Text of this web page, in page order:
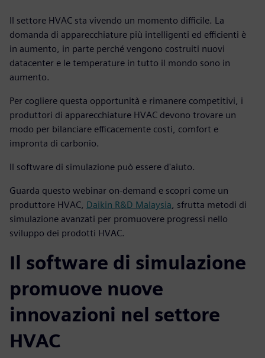
Il settore HVAC sta vivendo un momento difficile. La
domanda di apparecchiature più intelligenti ed efficienti è
in aumento, in parte perché vengono costruiti nuovi
datacenter e le temperature in tutto il mondo sono in
aumento.
Per cogliere questa opportunità e rimanere competitivi, i
produttori di apparecchiature HVAC devono trovare un
modo per bilanciare efficacemente costi, comfort e
impronta di carbonio.
Il software di simulazione può essere d'aiuto.
Guarda questo webinar on-demand e scopri come un
produttore HVAC, Daikin R&D Malaysia, sfrutta metodi di
simulazione avanzati per promuovere progressi nello
sviluppo dei prodotti HVAC.
Il software di simulazione
promuove nuove
innovazioni nel settore
HVAC